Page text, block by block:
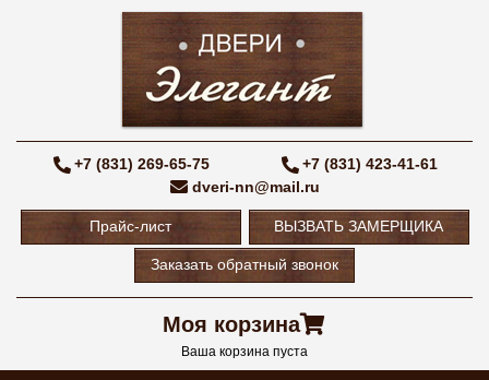
+7 (831) 269-65-75
+7 (831) 423-41-61
dveri-nn@mail.ru
Прайс-лист ВЫЗВАТЬ ЗАМЕРЩИКА
Заказать обратный звонок
Моя корзина
Ваша корзина пуста